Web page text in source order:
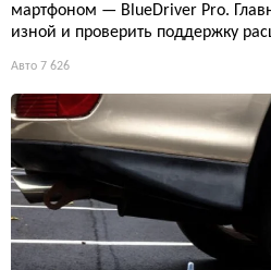
мартфоном — BlueDriver Pro.
изной и проверить поддержку
Авто 7 626